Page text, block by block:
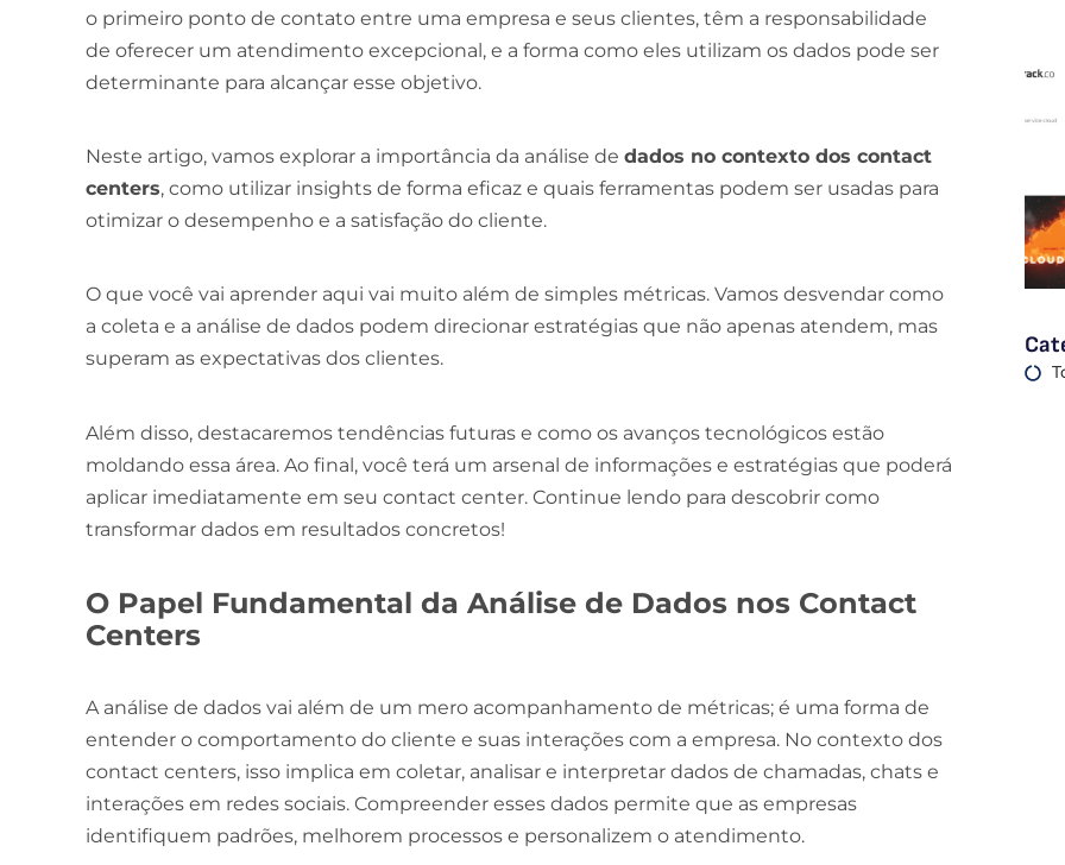
o primeiro ponto de contato entre uma empresa e seus clientes, têm a responsabilidade
de oferecer um atendimento excepcional, e a forma como eles utilizam os dados pode ser
determinante para alcançar esse objetivo.
Neste artigo, vamos explorar a importância da análise de dados no contexto dos contact
centers, como utilizar insights de forma eficaz e quais ferramentas podem ser usadas para
otimizar o desempenho e a satisfação do cliente.
O que você vai aprender aqui vai muito além de simples métricas. Vamos desvendar como
a coleta e a análise de dados podem direcionar estratégias que não apenas atendem, mas
superam as expectativas dos clientes.
Além disso, destacaremos tendências futuras e como os avanços tecnológicos estão
moldando essa área. Ao final, você terá um arsenal de informações e estratégias que poderá
aplicar imediatamente em seu contact center. Continue lendo para descobrir como
transformar dados em resultados concretos!
O Papel Fundamental da Análise de Dados nos Contact
Centers
A análise de dados vai além de um mero acompanhamento de métricas; é uma forma de
entender o comportamento do cliente e suas interações com a empresa. No contexto dos
contact centers, isso implica em coletar, analisar e interpretar dados de chamadas, chats e
interações em redes sociais. Compreender esses dados permite que as empresas
identifiquem padrões, melhorem processos e personalizem o atendimento.